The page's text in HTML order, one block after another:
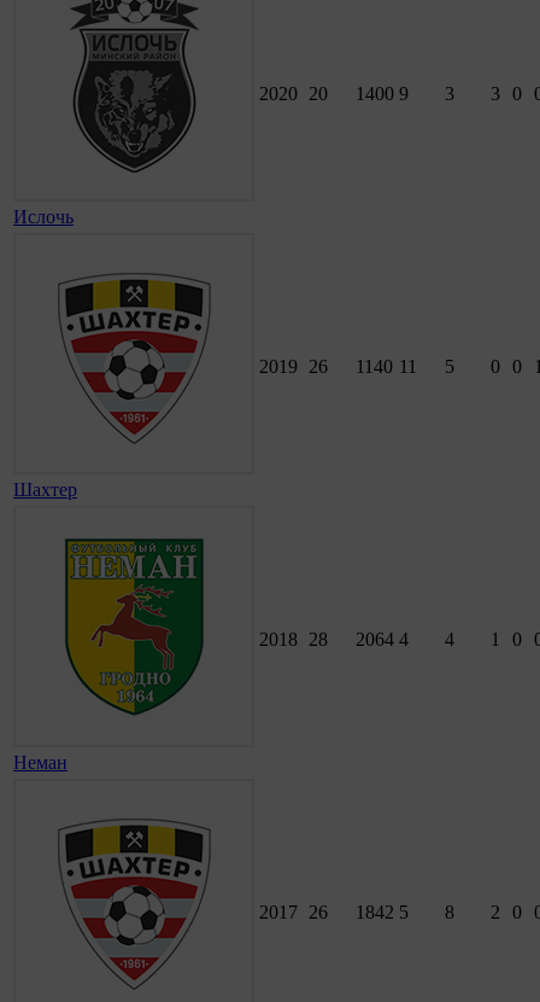
Ислочь
2020 20 1400 9 3 3 0
Шахтер
2019 26 1140 11 5 0 0
Неман
2018 28 2064 4 4 1 0
2017 26 1842 5 8 2 0